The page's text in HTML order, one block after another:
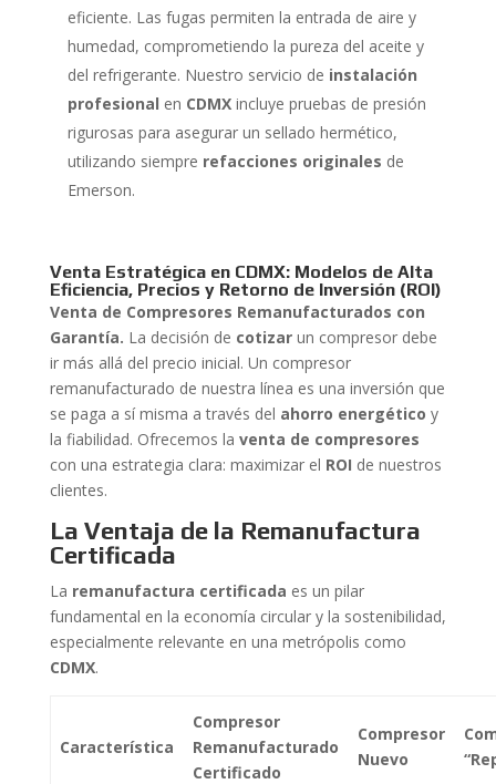
eficiente. Las fugas permiten la entrada de aire y
humedad, comprometiendo la pureza del aceite y
del refrigerante. Nuestro servicio de instalación
profesional en CDMXincluye pruebas de presión
rigurosas para asegurar un sellado hermético,
utilizando siempre refacciones originales de
Emerson.
Venta Estratégica en CDMX: Modelos de Alta
Eficiencia, Precios y Retorno de Inversión (ROI)
Venta de Compresores Remanufacturados con
Garantía. La decisión de cotizarun compresor debe
ir más allá del precio inicial. Un compresor
remanufacturado de nuestra línea es una inversión que
se paga a sí misma a través del ahorro energético y
la fiabilidad. Ofrecemos la venta de compresores
con una estrategia clara: maximizar el ROI de nuestros
clientes.
La Ventaja de la Remanufactura
Certificada
La remanufactura certificada es un pilar
fundamental en la economía circular y la sostenibilidad,
especialmente relevante en una metrópolis como
CDMX.
Característica
Compresor
Remanufacturado
Certificado
Compresor
Nuevo